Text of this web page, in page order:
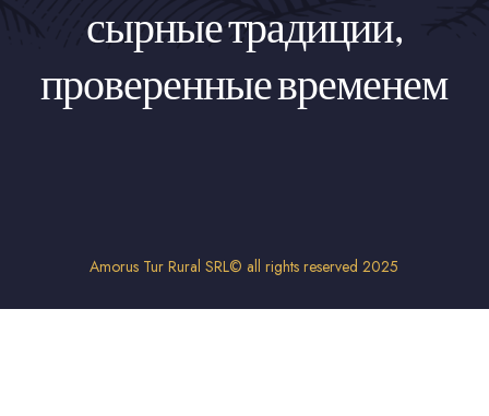
сырные традиции,
проверенные временем
Amorus Tur Rural SRL© all rights reserved 2025